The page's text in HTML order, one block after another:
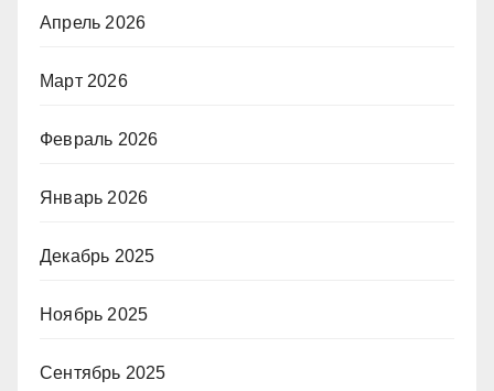
Апрель 2026
Март 2026
Февраль 2026
Январь 2026
Декабрь 2025
Ноябрь 2025
Сентябрь 2025